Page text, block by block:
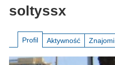
soltyssx
Profil Aktywność Znajomi